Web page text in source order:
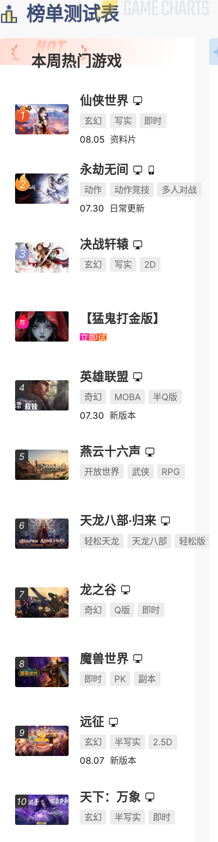
榜单测试表
本周热门游戏
仙侠世界
玄幻 写实
即时
08.05 资料片
永劫无间
动作 动作竞技
多人对战
07.30
日常更新
决战轩辕
玄幻 写实 2D
【猛鬼打金版】
立即试玩
英雄联盟
奇幻 MOBA
半Q版
07.30 新版本
燕云十六声
开放世界 武侠 RPG
天龙八部·归来
轻松天龙 天龙八部 轻松版
龙之谷
奇幻 Q版 即时
魔兽世界
即时 PK 副本
远征
玄幻 半写实
2.5D
08.07 新版本
天下：万象
玄幻 半写实 即时